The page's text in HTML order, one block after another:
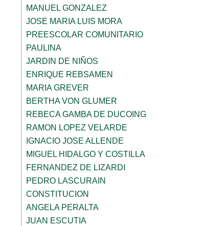
MANUEL GONZALEZ
JOSE MARIA LUIS MORA
PREESCOLAR COMUNITARIO
PAULINA
JARDIN DE NIÑOS
ENRIQUE REBSAMEN
MARIA GREVER
BERTHA VON GLUMER
REBECA GAMBA DE DUCOING
RAMON LOPEZ VELARDE
IGNACIO JOSE ALLENDE
MIGUEL HIDALGO Y COSTILLA
FERNANDEZ DE LIZARDI
PEDRO LASCURAIN
CONSTITUCION
ANGELA PERALTA
JUAN ESCUTIA